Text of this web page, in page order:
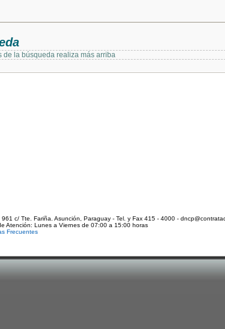
de la búsqueda realiza más arriba
961 c/ Tte. Fariña. Asunción, Paraguay - Tel. y Fax 415 - 4000 -
Atención: Lunes a Viernes de 07:00 a 15:00 horas
Frecuentes